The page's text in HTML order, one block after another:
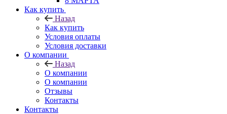
Как купить
Назад
Как купить
Условия оплаты
Условия доставки
О компании
Назад
О компании
О компании
Отзывы
Контакты
Контакты